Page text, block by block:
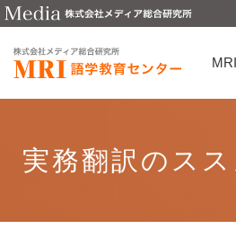
実務翻訳のスス